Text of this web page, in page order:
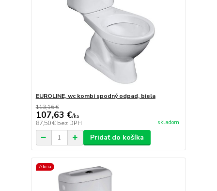
EUROLINE, wc kombi spodný odpad, biela
113,16 €
107,63 €/ks
87,50 € bez DPH skladom
Pridať do košíka
Akcia